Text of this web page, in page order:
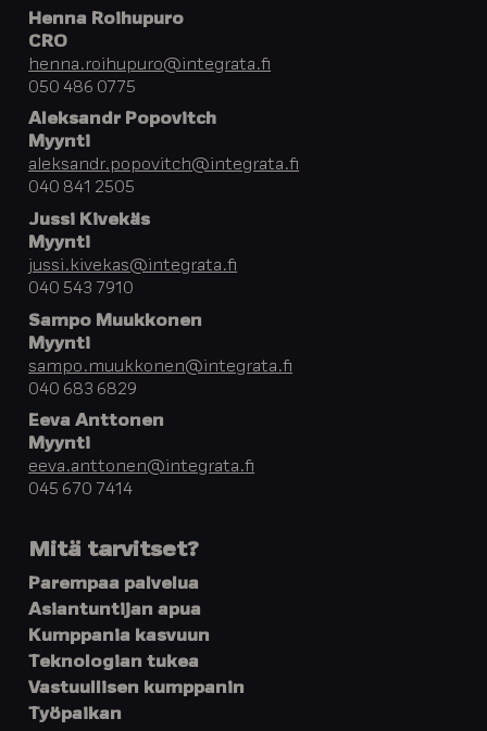
Henna Roihupuro
CRO
henna.roihupuro@integrata.fi
050 486 0775
Aleksandr Popovitch
Myynti
aleksandr.popovitch@integrata.fi
040 841 2505
Jussi Kivekäs
Myynti
jussi.kivekas@integrata.fi
040 543 7910
Sampo Muukkonen
Myynti
sampo.muukkonen@integrata.fi
040 683 6829
Eeva Anttonen
Myynti
eeva.anttonen@integrata.fi
045 670 7414
Mitä tarvitset?
Parempaa palvelua
Asiantuntijan apua
Kumppania kasvuun
Teknologian tukea
Vastuullisen kumppanin
Työpaikan